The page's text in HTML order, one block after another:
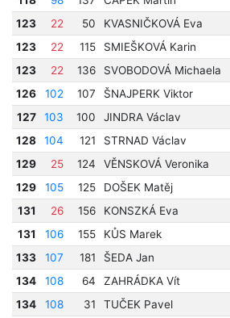
123
22 50 KVASNIČKOVÁ Eva
123
22 115 SMIEŠKOVÁ Karin
123
22 136 SVOBODOVÁ Michaela
126
102 107 ŠNAJPERK Viktor
127
103 100 JINDRA Václav
128
104 121 STRNAD Václav
129
25 124 VĚNSKOVÁ Veronika
129
105 125 DOŠEK Matěj
131
26 156 KONSZKÁ Eva
131
106 155 KŮS Marek
133
107 181 ŠEDA Jan
134
108 64 ZAHRÁDKA Vít
134
108 31 TUČEK Pavel